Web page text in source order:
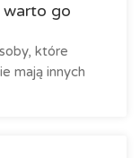
warto go
które
mają innych